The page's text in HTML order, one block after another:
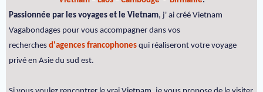
Passionnée par les voyages et le Vietnam, j' ai créé Vietnam
Vagabondages pour vous accompagner dans vos
recherches d'agences francophones qui réaliseront votre voyage
privé en Asie du sud est.